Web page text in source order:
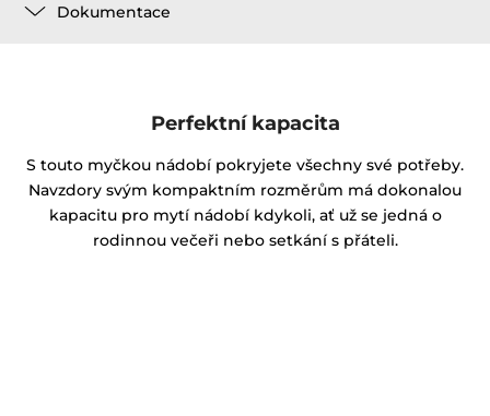
Dokumentace
Perfektní kapacita
S touto myčkou nádobí pokryjete všechny své potřeby.
Navzdory svým kompaktním rozměrům má dokonalou
kapacitu pro mytí nádobí kdykoli, ať už se jedná o
rodinnou večeři nebo setkání s přáteli.